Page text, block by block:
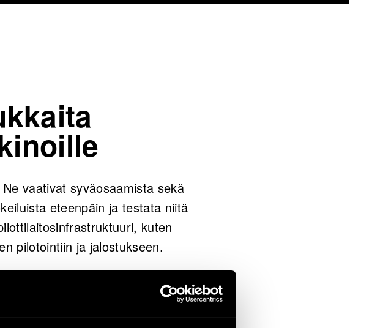
vaativat syväosaamista sekä
eteenpäin ja testata niitä
kuten
pilotointiin ja jalostukseen.
asiakkaitamme tutkimus- ja
projektimme asiakkaan
ja asiantuntijuutta